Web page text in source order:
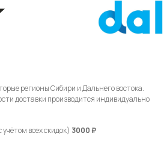
регионы Сибири и Дальнего востока.
доставки производится индивидуально
всех скидок) 3000 ₽